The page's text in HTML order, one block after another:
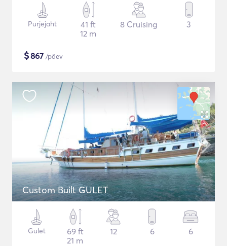
Purjejaht
41 ft
12 m
8 Cruising 3
$867 /päev
Custom Built GULET
Gulet
69 ft
21 m
12 6 6